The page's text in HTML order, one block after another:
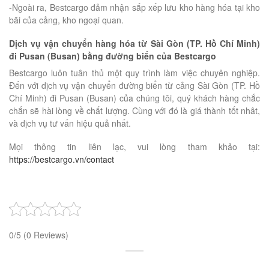
-Ngoài ra, Bestcargo đảm nhận sắp xếp lưu kho hàng hóa tại kho
bãi của cảng, kho ngoại quan.
Dịch vụ vận chuyển hàng hóa từ Sài Gòn (TP. Hồ Chí Minh)
đi Pusan (Busan) bằng đường biển của Bestcargo
Bestcargo luôn tuân thủ một quy trình làm việc chuyên nghiệp.
Đến với dịch vụ vận chuyển đường biển từ cảng Sài Gòn (TP. Hồ
Chí Minh) đi Pusan (Busan) của chúng tôi, quý khách hàng chắc
chắn sẽ hài lòng về chất lượng. Cùng với đó là giá thành tốt nhât,
và dịch vụ tư vấn hiệu quả nhất.
Mọi thông tin liên lạc, vui lòng tham khảo tại:
https://bestcargo.vn/contact
0/5 (0 Reviews)